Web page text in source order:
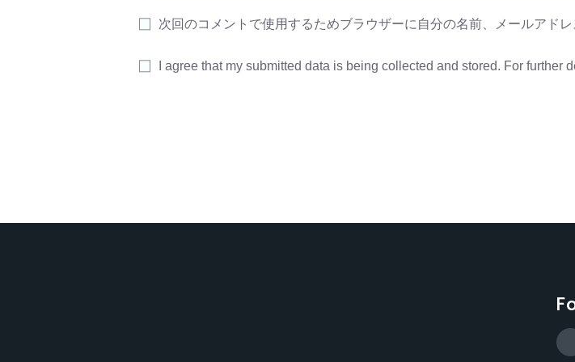
次回のコメントで使用するためブラウザーに自分の名前、メールアドレ
I agree that my submitted data is being collected and stored. For further